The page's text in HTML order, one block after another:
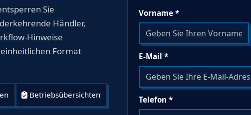
Sie
Händler,
Hinweise
Format
Betriebsübersichten
Vorname *
E-Mail *
Telefon *